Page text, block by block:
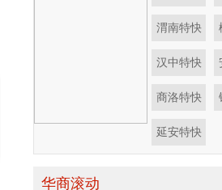
渭南特快
汉中特快
商洛特快
延安特快
华商滚动